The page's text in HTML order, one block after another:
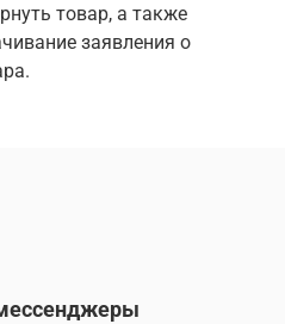
товар, а также
заявления о